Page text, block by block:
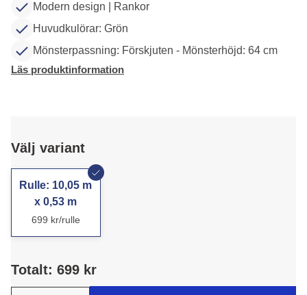
Modern design | Rankor
Huvudkulörar: Grön
Mönsterpassning: Förskjuten - Mönsterhöjd: 64 cm
Läs produktinformation
Välj variant
Rulle: 10,05 m
x 0,53 m
699 kr/rulle
Totalt: 699 kr